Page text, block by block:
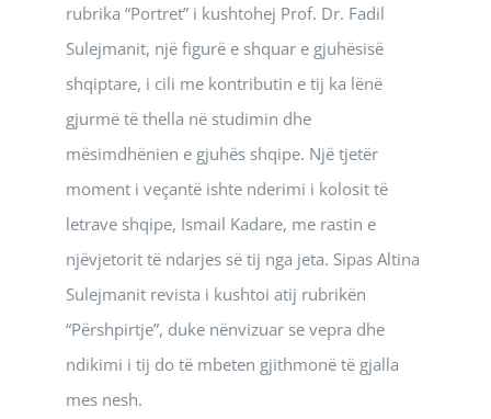
rubrika “Portret” i kushtohej Prof. Dr. Fadil
Sulejmanit, një figurë e shquar e gjuhësisë
shqiptare, i cili me kontributin e tij ka lënë
gjurmë të thella në studimin dhe
mësimdhënien e gjuhës shqipe. Një tjetër
moment i veçantë ishte nderimi i kolosit të
letrave shqipe, Ismail Kadare, me rastin e
njëvjetorit të ndarjes së tij nga jeta. Sipas Altina
Sulejmanit revista i kushtoi atij rubrikën
“Përshpirtje”, duke nënvizuar se vepra dhe
ndikimi i tij do të mbeten gjithmonë të gjalla
mes nesh.